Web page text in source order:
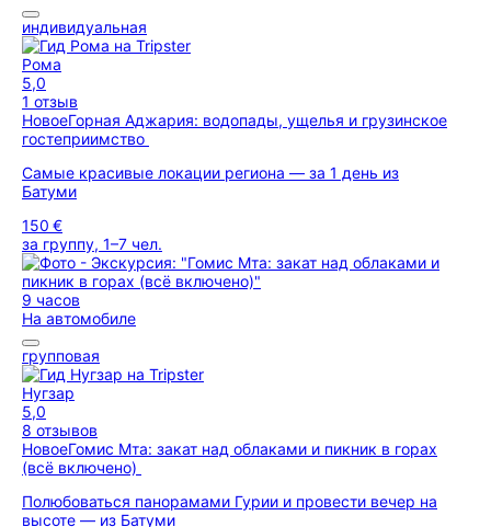
индивидуальная
Рома
5,0
1 отзыв
НовоеГорная Аджария: водопады, ущелья и грузинское
гостеприимство
Самые красивые локации региона — за 1 день из
Батуми
150 €
за группу, 1–7 чел.
9 часов
На автомобиле
групповая
Нугзар
5,0
8 отзывов
НовоеГомис Мта: закат над облаками и пикник в горах
(всё включено)
Полюбоваться панорамами Гурии и провести вечер на
высоте — из Батуми